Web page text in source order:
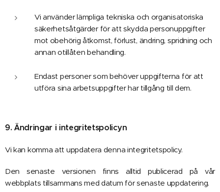
Vi använder lämpliga tekniska och organisatoriska
säkerhetsåtgärder för att skydda personuppgifter
mot obehörig åtkomst, förlust, ändring, spridning och
annan otillåten behandling.
Endast personer som behöver uppgifterna för att
utföra sina arbetsuppgifter har tillgång till dem.
9. Ändringar i integritetspolicyn
Vi kan komma att uppdatera denna integritetspolicy.
Den senaste versionen finns alltid publicerad på vår
webbplats tillsammans med datum för senaste uppdatering.